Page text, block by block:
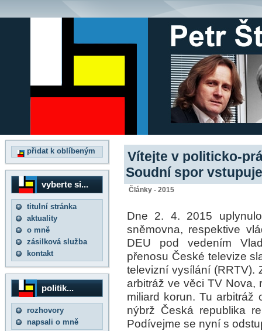
přidat k oblíbeným
vyberte si...
titulní stránka
aktuality
o mně
zásilková služba
kontakt
politik...
rozhovory
napsali o mně
Vítejte v politicko-
Soudní spor
Články - 2015
Dne 2. 4. 2015
sněmovna, respektive
DEU pod vedením
přenosu České televize
televizní vysílání (RRTV).
arbitráž ve věci TV
miliard korun. Tu arbitráž
nýbrž Česká republika
Podívejme se nyní s